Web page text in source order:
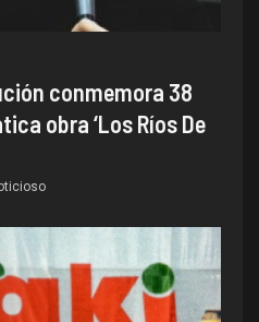
conmemora 38
obra ‘Los Ríos De